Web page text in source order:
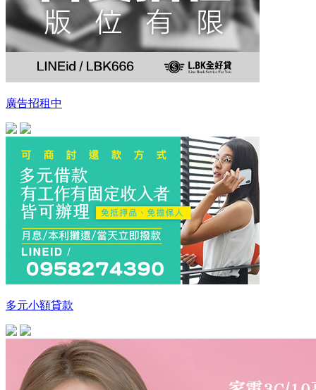
廣告招租中
多元小額貸款